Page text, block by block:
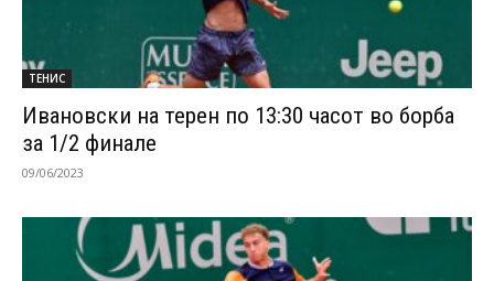
ТЕНИС
Ивановски на терен по 13:30 часот во борба
за 1/2 финале
09/06/2023